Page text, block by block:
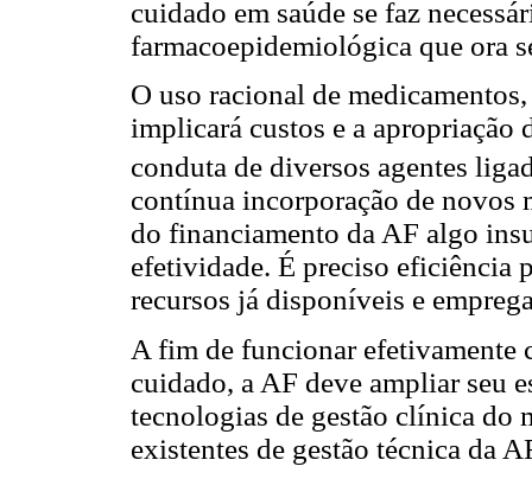
cuidado em saúde se faz
farmacoepidemiológica que ora
O uso racional de
implicará custos e a apropriação
conduta de diversos agentes
contínua incorporação de novos
do financiamento da AF algo
efetividade. É preciso eficiência
recursos já disponíveis e
A fim de funcionar efetivamente
cuidado, a AF deve ampliar seu
tecnologias de gestão clínica do
existentes de gestão técnica da